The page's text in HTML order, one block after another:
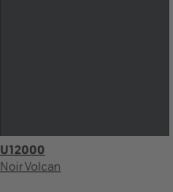
U12000
Noir Volcan